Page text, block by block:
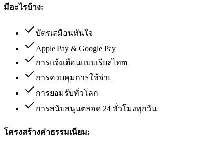
มีอะไรบ้าง:
บัตรเสมือนทันใจ
Apple Pay & Google Pay
การแจ้งเตือนแบบเรียลไทm
การควบคุมการใช้จ่าย
การยอมรับทั่วโลก
การสนับสนุนตลอด 24 ชั่วโมงทุกวัน
โครงสร้างค่าธรรมเนียม: